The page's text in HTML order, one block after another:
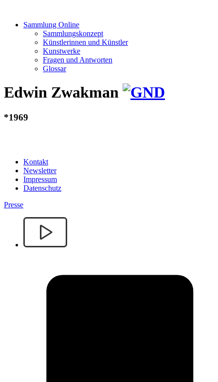
Sammlung Online
Sammlungskonzept
Künstlerinnen und Künstler
Kunstwerke
Fragen und Antworten
Glossar
Edwin Zwakman
*1969
Kontakt
Newsletter
Impressum
Datenschutz
Presse